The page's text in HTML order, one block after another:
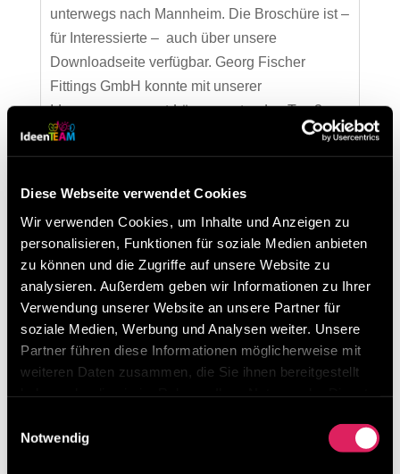
Diese Webseite verwendet Cookies
Wir verwenden Cookies, um Inhalte und Anzeigen zu
personalisieren, Funktionen für soziale Medien anbieten
zu können und die Zugriffe auf unsere Website zu
analysieren. Außerdem geben wir Informationen zu Ihrer
Verwendung unserer Website an unsere Partner für
soziale Medien, Werbung und Analysen weiter. Unsere
Partner führen diese Informationen möglicherweise mit
weiteren Daten zusammen, die Sie ihnen bereitgestellt
Notwendig
unterwegs nach Mannheim. Die Broschüre ist –
für Interessierte – auch über unsere
Downloadseite verfügbar. Georg Fischer
Fittings GmbH konnte mit unserer
Ideenmanagement-Lösung unter den Top 3
bei...
Neueste Beiträge
Besuchen Sie uns beim Lean Around the Clock
von 11. – 13. März 2026 in Mannheim
Digitalisierung von Lean-Methoden ist möglich!
Unser Ideenmanagement-Tool erklärt in 3 Minuten
Was macht Results in Control so besonders?
Kategorien